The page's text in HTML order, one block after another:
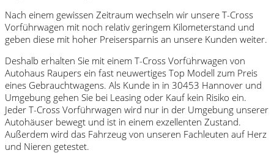
Nach einem gewissen Zeitraum wechseln wir unsere T-Cross
Vorführwagen mit noch relativ geringem Kilometerstand und
geben diese mit hoher Preisersparnis an unsere Kunden weiter.
Deshalb erhalten Sie mit einem T-Cross Vorführwagen von
Autohaus Raupers ein fast neuwertiges Top Modell zum Preis
eines Gebrauchtwagens. Als Kunde in in 30453 Hannover und
Umgebung gehen Sie bei Leasing oder Kauf kein Risiko ein.
Jeder T-Cross Vorführwagen wird nur in der Umgebung unserer
Autohäuser bewegt und ist in einem exzellenten Zustand.
Außerdem wird das Fahrzeug von unseren Fachleuten auf Herz
und Nieren getestet.